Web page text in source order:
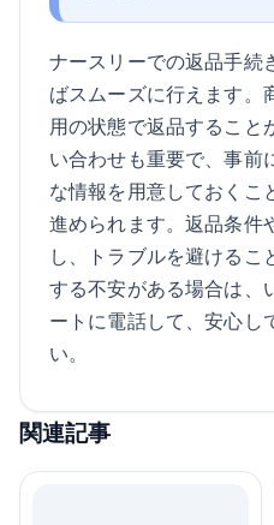
ナースリーでの返品手続
ばスムーズに行えます。
用の状態で返品すること
い合わせも重要で、事前
な情報を用意しておくこ
進められます。返品条件
し、トラブルを避けるこ
する不安がある場合は、
ートに電話して、安心し
い。
関連記事